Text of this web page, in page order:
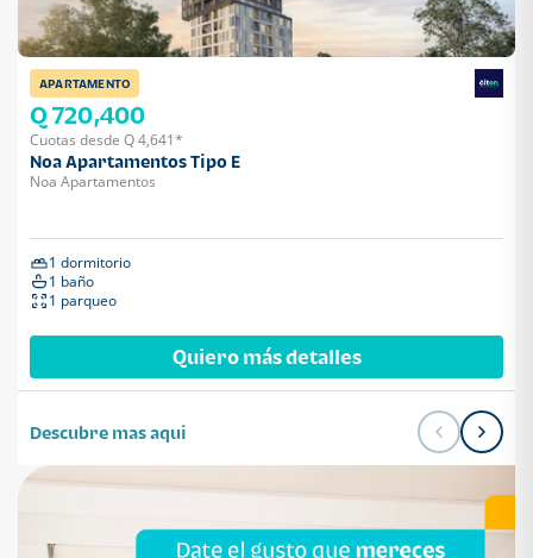
APARTAMENTO
Q 720,400
Cuotas desde Q 4,641*
Noa Apartamentos Tipo E
Noa Apartamentos
1 dormitorio
1 baño
1 parqueo
Quiero más detalles
Descubre mas aqui